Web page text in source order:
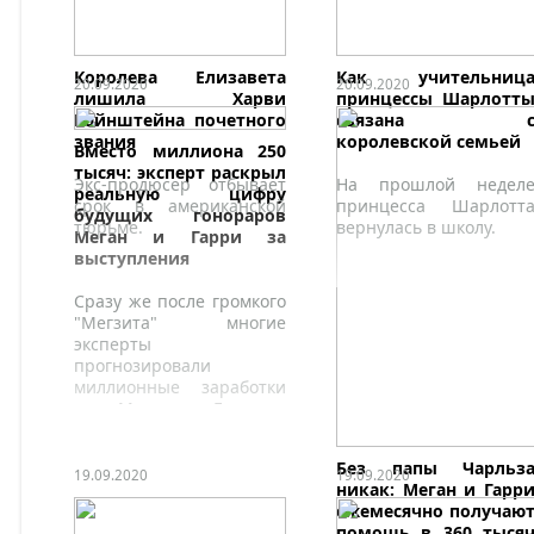
Королева Елизавета
лишила Харви
Вайнштейна почетного
звания
Экс-продюсер отбывает
срок в американской
тюрьме.
Как учительница
принцессы Шарлотты
связана с
королевской семьей
На прошлой неделе
принцесса Шарлотта
вернулась в школу.
20.09.2020
Вместо миллиона 250
тысяч: эксперт раскрыл
реальную цифру
будущих гонораров
Меган и Гарри за
выступления
Сразу же после громкого
"Мегзита" многие
эксперты
прогнозировали
миллионные заработки
для Меган и Гарри с
докладчиков.
20.09.2020
Без папы Чарльза
никак: Меган и Гарри
ежемесячно получают
19.09.2020 19.09.2020